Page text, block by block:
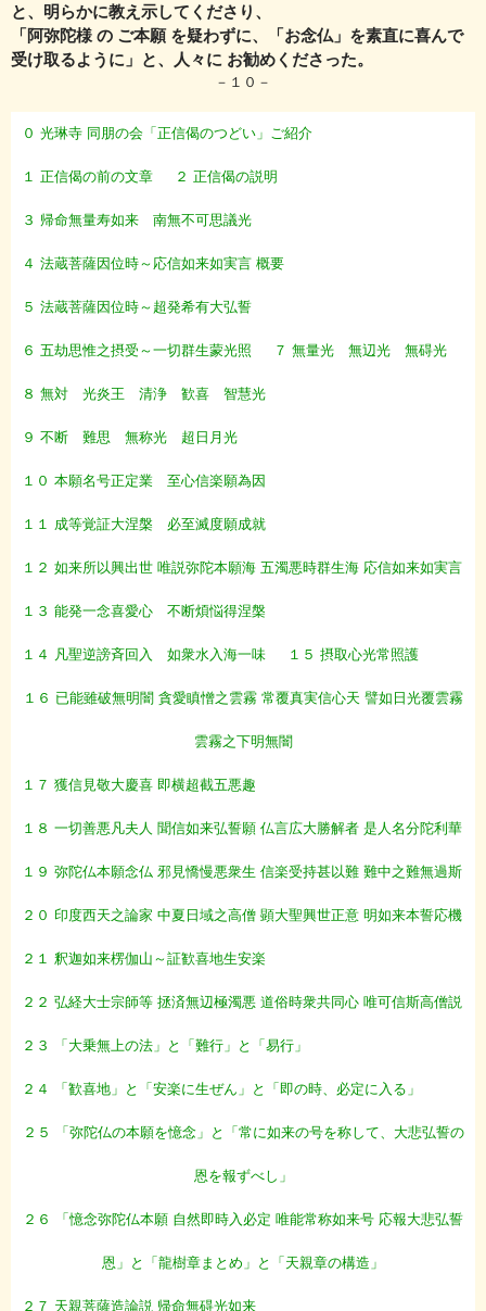
と、明らかに教え示してくださり、
「阿弥陀様 の ご本願 を疑わずに、「お念仏」を素直に喜んで
受け取るように」と、人々に お勧めくださった。
－１０－
０ 光琳寺 同朋の会「正信偈のつどい」ご紹介
１ 正信偈の前の文章 ２ 正信偈の説明
３ 帰命無量寿如来 南無不可思議光
４ 法蔵菩薩因位時～応信如来如実言 概要
５ 法蔵菩薩因位時～超発希有大弘誓
６ 五劫思惟之摂受～一切群生蒙光照 ７ 無量光 無辺光 無碍光
８ 無対 光炎王 清浄 歓喜 智慧光
９ 不断 難思 無称光 超日月光
１０ 本願名号正定業 至心信楽願為因
１１ 成等覚証大涅槃 必至滅度願成就
１２ 如来所以興出世 唯説弥陀本願海 五濁悪時群生海 応信如来如実言
１３ 能発一念喜愛心 不断煩悩得涅槃
１４ 凡聖逆謗斉回入 如衆水入海一味 １５ 摂取心光常照護
１６ 已能雖破無明闇 貪愛瞋憎之雲霧 常覆真実信心天 譬如日光覆雲霧
雲霧之下明無闇
１７ 獲信見敬大慶喜 即横超截五悪趣
１８ 一切善悪凡夫人 聞信如来弘誓願 仏言広大勝解者 是人名分陀利華
１９ 弥陀仏本願念仏 邪見憍慢悪衆生 信楽受持甚以難 難中之難無過斯
２０ 印度西天之論家 中夏日域之高僧 顕大聖興世正意 明如来本誓応機
２１ 釈迦如来楞伽山～証歓喜地生安楽
２２ 弘経大士宗師等 拯済無辺極濁悪 道俗時衆共同心 唯可信斯高僧説
２３ 「大乗無上の法」と「難行」と「易行」
２４ 「歓喜地」と「安楽に生ぜん」と「即の時、必定に入る」
２５ 「弥陀仏の本願を憶念」と「常に如来の号を称して、大悲弘誓の
恩を報ずべし」
２６ 「憶念弥陀仏本願 自然即時入必定 唯能常称如来号 応報大悲弘誓
恩」と「龍樹章まとめ」と「天親章の構造」
２７ 天親菩薩造論説 帰命無碍光如来